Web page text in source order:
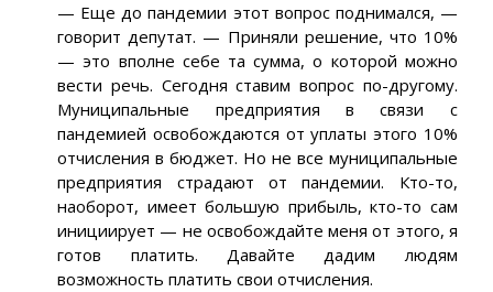
— Еще до пандемии этот вопрос поднимался, —
говорит депутат. — Приняли решение, что 10%
— это вполне себе та сумма, о которой можно
вести речь. Сегодня ставим вопрос по-другому.
Муниципальные предприятия в связи с
пандемией освобождаются от уплаты этого 10%
отчисления в бюджет. Но не все муниципальные
предприятия страдают от пандемии. Кто-то,
наоборот, имеет большую прибыль, кто-то сам
инициирует — не освобождайте меня от этого, я
готов платить. Давайте дадим людям
возможность платить свои отчисления.